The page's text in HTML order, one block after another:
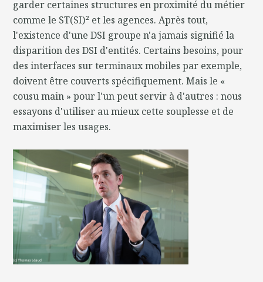
garder certaines structures en proximité du métier
comme le ST(SI)² et les agences. Après tout,
l'existence d'une DSI groupe n'a jamais signifié la
disparition des DSI d'entités. Certains besoins, pour
des interfaces sur terminaux mobiles par exemple,
doivent être couverts spécifiquement. Mais le «
cousu main » pour l'un peut servir à d'autres : nous
essayons d'utiliser au mieux cette souplesse et de
maximiser les usages.